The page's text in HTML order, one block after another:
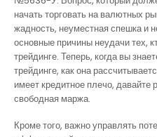
начать торговать на валютных
жадность, неуместная спешка и
основные причины неудачи тех,
трейдинге. Теперь, когда вы
трейдинге, как она
имеет кредитное плечо, давайте
свободная маржа.
Кроме того, важно управлять